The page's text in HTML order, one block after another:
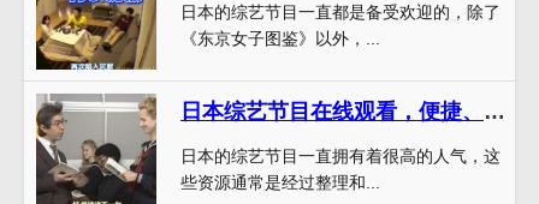
日本的综艺节目一直都是备受欢迎的，除了
《东京女子图鉴》以外，...
日本综艺节目在线观看，便捷、高效、百度网盘
日本的综艺节目一直拥有着很高的人气，这
些资源通常是经过整理和...